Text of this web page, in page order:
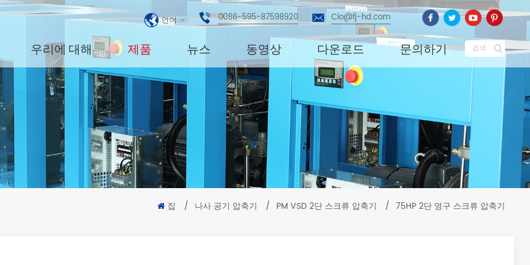
언어 0086-595-87598920 Cio@fj-hd.com
우리에 대해 제품 뉴스 동영상 다운로드 문의하기 검색
집 / 나사 공기 압축기 / PM VSD 2단 스크류 압축기 / 75HP 2단 영구 스크류 압축기